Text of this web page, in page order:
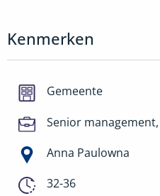
Kenmerken
Gemeente
Senior
Anna Paulowna
32-36